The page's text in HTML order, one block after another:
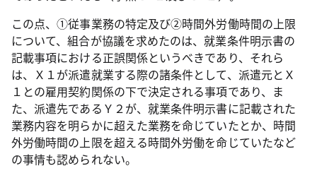
この点、①従事業務の特定及び②時間外労働時間の上限
について、組合が協議を求めたのは、就業条件明示書の
記載事項における正誤関係というべきであり、それら
は、Ｘ１が派遣就業する際の諸条件として、派遣元とＸ
１との雇用契約関係の下で決定される事項であり、ま
た、派遣先であるＹ２が、就業条件明示書に記載された
業務内容を明らかに超えた業務を命じていたとか、時間
外労働時間の上限を超える時間外労働を命じていたなど
の事情も認められない。